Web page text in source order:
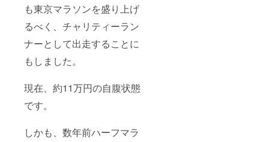
も東京マラソンを盛り上げ
るべく、チャリティーラン
ナーとして出走することに
もしました。
現在、約11万円の自腹状態
です。
しかも、数年前ハーフマラ